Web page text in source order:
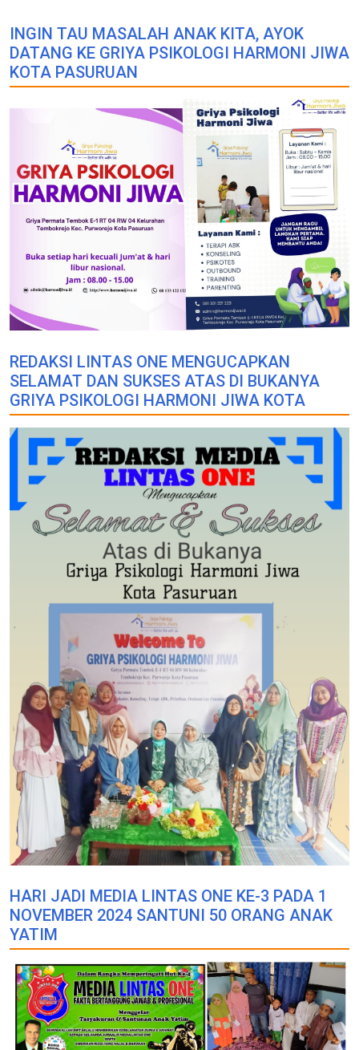
INGIN TAU MASALAH ANAK KITA, AYOK
DATANG KE GRIYA PSIKOLOGI HARMONI JIWA
KOTA PASURUAN
REDAKSI LINTAS ONE MENGUCAPKAN
SELAMAT DAN SUKSES ATAS DI BUKANYA
GRIYA PSIKOLOGI HARMONI JIWA KOTA
HARI JADI MEDIA LINTAS ONE KE-3 PADA 1
NOVEMBER 2024 SANTUNI 50 ORANG ANAK
YATIM